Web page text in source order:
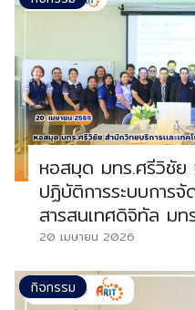
หอสมุด มทร.ศรีวิชัย
ปฏิบัติการระบบการ
สารสนเทศดิจิทัล มท
20 เมษายน 2026
กิจกรรม